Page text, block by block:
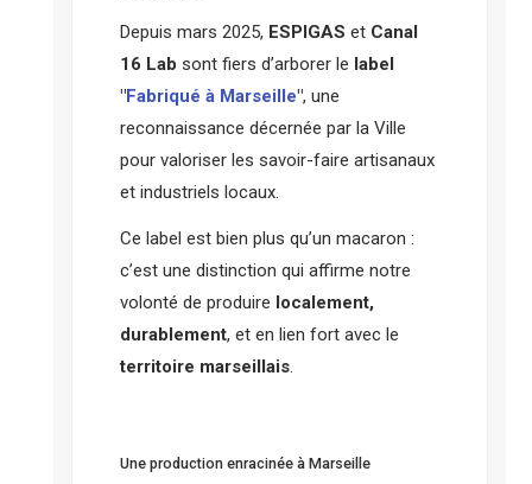
Depuis mars 2025, ESPIGAS et Canal
16 Lab sont fiers d’arborer le label
"Fabriqué à Marseille", une
reconnaissance décernée par la Ville
pour valoriser les savoir-faire artisanaux
et industriels locaux.
Ce label est bien plus qu’un macaron :
c’est une distinction qui affirme notre
volonté de produire localement,
durablement, et en lien fort avec le
territoire marseillais.
Une production enracinée à Marseille